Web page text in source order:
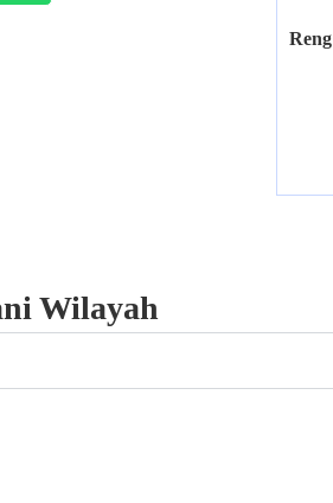
Reng
Wilayah